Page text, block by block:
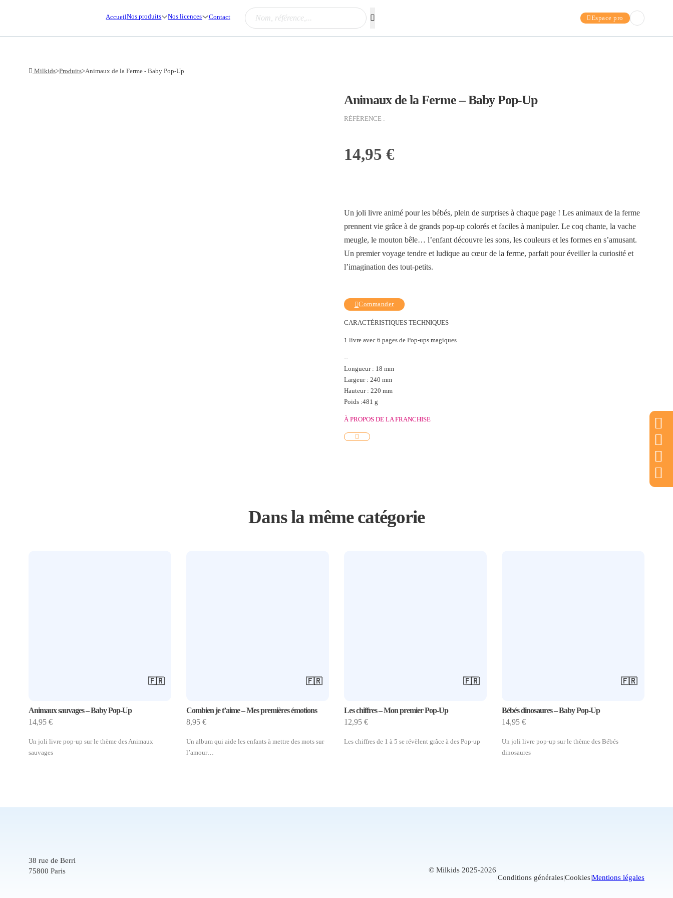
AccueilNos produits Nos licences Contact Rechercher... Espace pro
Milkids>Produits>Animaux de la Ferme - Baby Pop-Up
Animaux de la Ferme – Baby Pop-Up
RÉFÉRENCE :
14,95 €
Un joli livre animé pour les bébés, plein de surprises à chaque page ! Les animaux de la ferme
prennent vie grâce à de grands pop-up colorés et faciles à manipuler. Le coq chante, la vache
meugle, le mouton bêle… l’enfant découvre les sons, les couleurs et les formes en s’amusant.
Un premier voyage tendre et ludique au cœur de la ferme, parfait pour éveiller la curiosité et
l’imagination des tout-petits.
Commander
CARACTÉRISTIQUES TECHNIQUES
1 livre avec 6 pages de Pop-ups magiques
--
Longueur : 18 mm
Largeur : 240 mm
Hauteur : 220 mm
Poids :481 g
À PROPOS DE LA FRANCHISE
Dans la même catégorie
🇫🇷
Animaux sauvages – Baby Pop-Up
14,95 €
Un joli livre pop-up sur le thème des Animaux
sauvages
🇫🇷
Combien je t’aime – Mes premières émotions
8,95 €
Un album qui aide les enfants à mettre des mots sur
l’amour…
🇫🇷
Les chiffres – Mon premier Pop-Up
12,95 €
Les chiffres de 1 à 5 se révèlent grâce à des Pop-up
🇫🇷
Bébés dinosaures – Baby Pop-Up
14,95 €
Un joli livre pop-up sur le thème des Bébés
dinosaures
38 rue de Berri
75800 Paris
© Milkids 2025-2026
|Conditions générales|Cookies|Mentions légales